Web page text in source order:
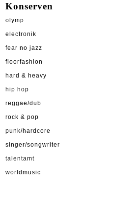
Konserven
olymp
electronik
fear no jazz
floorfashion
hard & heavy
hip hop
reggae/dub
rock & pop
punk/hardcore
singer/songwriter
talentamt
worldmusic